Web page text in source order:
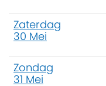
Zaterdag
30 Mei
Zondag
31 Mei